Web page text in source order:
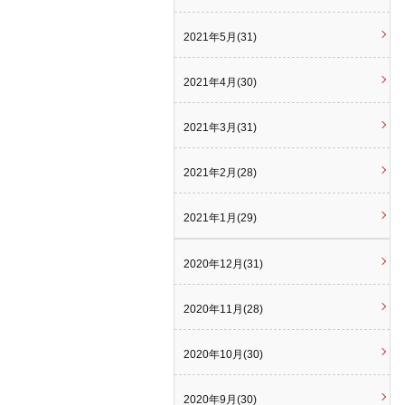
2021年5月(31)
2021年4月(30)
2021年3月(31)
2021年2月(28)
2021年1月(29)
2020年12月(31)
2020年11月(28)
2020年10月(30)
2020年9月(30)